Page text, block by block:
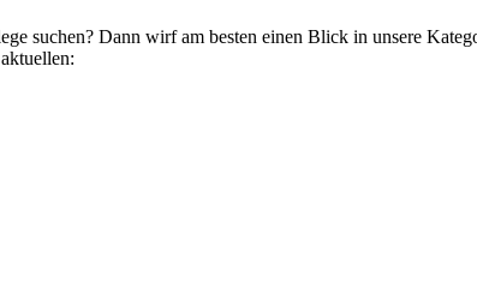
suchen? Dann wirf am besten einen Blick in unsere